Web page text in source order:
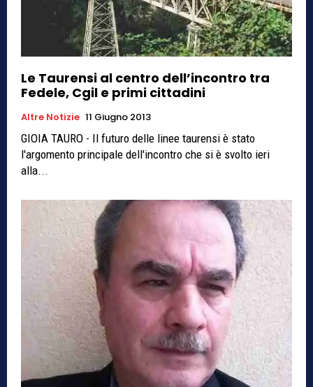
Le Taurensi al centro dell’incontro tra
Fedele, Cgil e primi cittadini
Altre Notizie 11 Giugno 2013
GIOIA TAURO - Il futuro delle linee taurensi è stato
l'argomento principale dell'incontro che si è svolto ieri
alla...